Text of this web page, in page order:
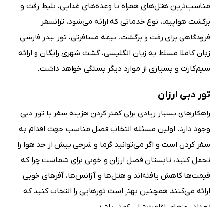
مناسب‌ترین هتل‌های همراه با وعده‌های غذایی، بلیط رفت و
برگشت هواپیما، نوع خدماتی که ارائه می‌شود، ترانسفر
فرودگاهی برای رفت و برگشت، بیمه مسافرتی، تور لیدر فارسی
زبان کاملا مسلط به زبان انگلیسی، گشت شهری رایگان و ارائه
سیم‌کارت و بسیاری از موارد دیگر بستگی خواهد داشت.
تور دبی ارزان
راهکارهای بسیار زیادی برای کمتر کردن هزینه سفر با تور دبی
وجود دارد. اولین مسئله انتخاب فصل مناسب جهت اقدام به
سفر کردن است و اگر می‌توانید گرما و شرجی بیش از حد هوا را
تحمل کنید، تابستان فصل ارزان و خوبی برای شماست چرا که
قیمت‌ها کاهش یافته‌اند و هتل‌ها و آژانس‌ها، آفرهای خوبی
ارائه می‌کنند همچنین بهتر است تورهایی را انتخاب کنید که